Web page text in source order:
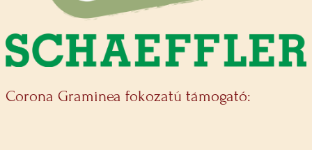
Corona Graminea fokozatú támogató: